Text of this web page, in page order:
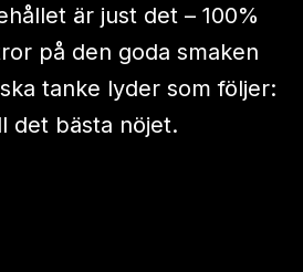
är just det – 100%
på den goda smaken
tanke lyder som följer:
det bästa nöjet.